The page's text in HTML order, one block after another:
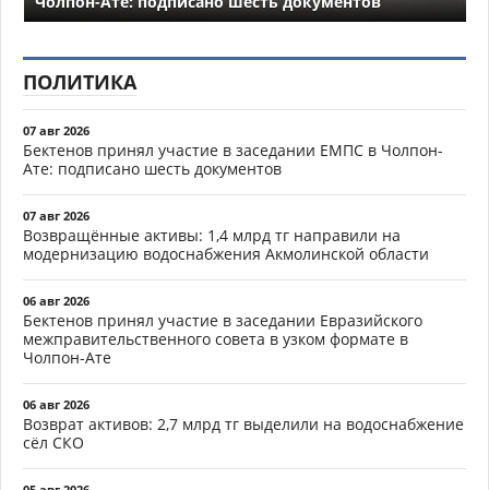
ПОЛИТИКА
07 авг 2026
Бектенов принял участие в заседании ЕМПС в Чолпон-
Ате: подписано шесть документов
07 авг 2026
Возвращённые активы: 1,4 млрд тг направили на
модернизацию водоснабжения Акмолинской области
06 авг 2026
Бектенов принял участие в заседании Евразийского
межправительственного совета в узком формате в
Чолпон-Ате
06 авг 2026
Возврат активов: 2,7 млрд тг выделили на водоснабжение
сёл СКО